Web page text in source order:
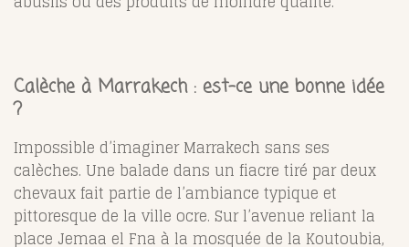
Calèche à Marrakech : est-ce une bonne idée
?
Impossible d’imaginer Marrakech sans ses
calèches. Une balade dans un fiacre tiré par deux
chevaux fait partie de l’ambiance typique et
pittoresque de la ville ocre. Sur l’avenue reliant la
place Jemaa el Fna à la mosquée de la Koutoubia,